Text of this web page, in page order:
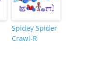
Spidey Spider
Crawl-R